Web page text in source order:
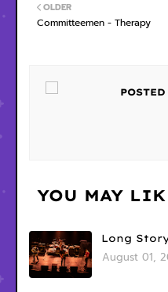
OLDER
Committeemen - Therapy
YOU MAY
Long
August 01,